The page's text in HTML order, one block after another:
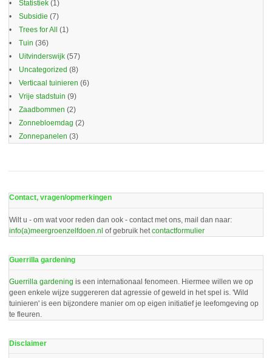
Statistiek (1)
Subsidie (7)
Trees for All
(1)
Tuin (36)
Uitvinderswijk (57)
Uncategorized (8)
Verticaal tuinieren (6)
Vrije stadstuin (9)
Zaadbommen (2)
Zonnebloemdag (2)
Zonnepanelen (3)
Contact, vragen/opmerkingen
Wilt u - om wat voor reden dan ook - contact met ons, mail dan naar:
info(a)meergroenzelfdoen.nl of gebruik het contactformulier
Guerrilla gardening
Guerrilla gardening is een internationaal fenomeen. Hiermee willen we op
geen enkele wijze suggereren dat agressie of geweld in het spel is. 'Wild
tuinieren' is een bijzondere manier om op eigen initiatief je leefomgeving op
te fleuren.
Disclaimer